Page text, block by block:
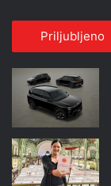
Priljubljeno